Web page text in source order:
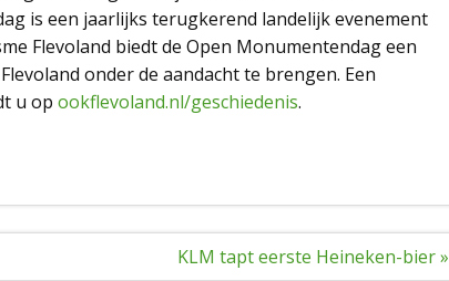
is een jaarlijks terugkerend landelijk evenement
Flevoland biedt de Open Monumentendag een
onder de aandacht te brengen. Een
u op ookflevoland.nl/geschiedenis.
KLM tapt eerste Heineken-bier »